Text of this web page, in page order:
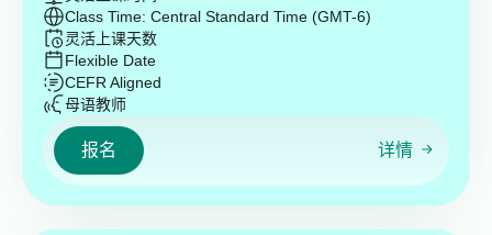
Class Time: Central Standard Time (GMT-6)
灵活上课天数
Flexible Date
CEFR Aligned
母语教师
报名 详情